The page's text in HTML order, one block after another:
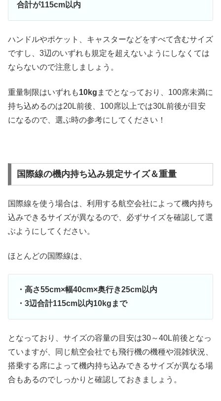
合計が115cm以内
ハンドルやポケット、キャスターなどをすべて含むサイズ
ですし、3辺のいずれも規定を超えないようにしなくては
ならないので注意しましょう。
重量制限はいずれも10kg までとなっており、100席未満に
持ち込めるのは20L前後、100席以上では30L前後が目安
になるので、選ぶ時の参考にしてください！
国際線の機内持ち込み規定サイズ＆重量
国際線を使う場合は、利用する航空会社によって機内持ち
込みできるサイズが異なるので、必ずサイズを確認して選
ぶようにしてください。
ほとんどの国際線は、
・高さ55cm×幅40cm×奥行き25cm以内
・3辺合計115cm以内10kgまで
となっており、サイズの容量の目安は30～40L前後となっ
ていますが、同じ航空会社でも飛行機の機種や混雑状況、
搭乗する席によって機内持ち込みできるサイズが異なる場
合もあるのでしっかりと確認しておきましょう。